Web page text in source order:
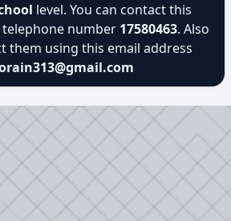
level. You can contact this
number 17580463. Also
them using this email address